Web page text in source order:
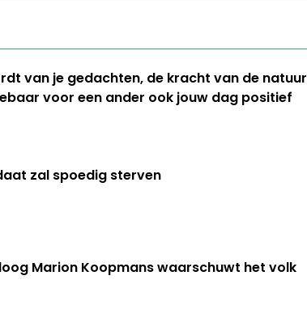
van je gedachten, de kracht van de natuur
voor een ander ook jouw dag positief
zal spoedig sterven
Marion Koopmans waarschuwt het volk